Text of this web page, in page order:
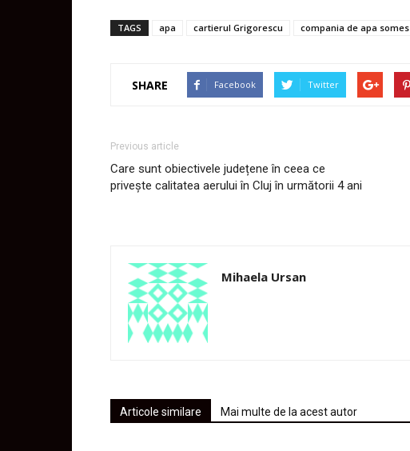
TAGS apa cartierul Grigorescu compania de apa somes
SHARE Facebook Twitter
Previous article
Care sunt obiectivele județene în ceea ce
privește calitatea aerului în Cluj în următorii 4 ani
Mihaela Ursan
Articole similare Mai multe de la acest autor